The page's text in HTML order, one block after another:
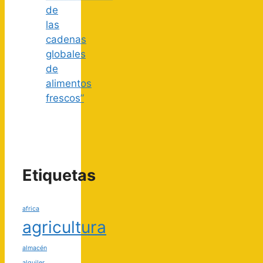
de
las
cadenas
globales
de
alimentos
frescos”
Etiquetas
africa
agricultura
almacén